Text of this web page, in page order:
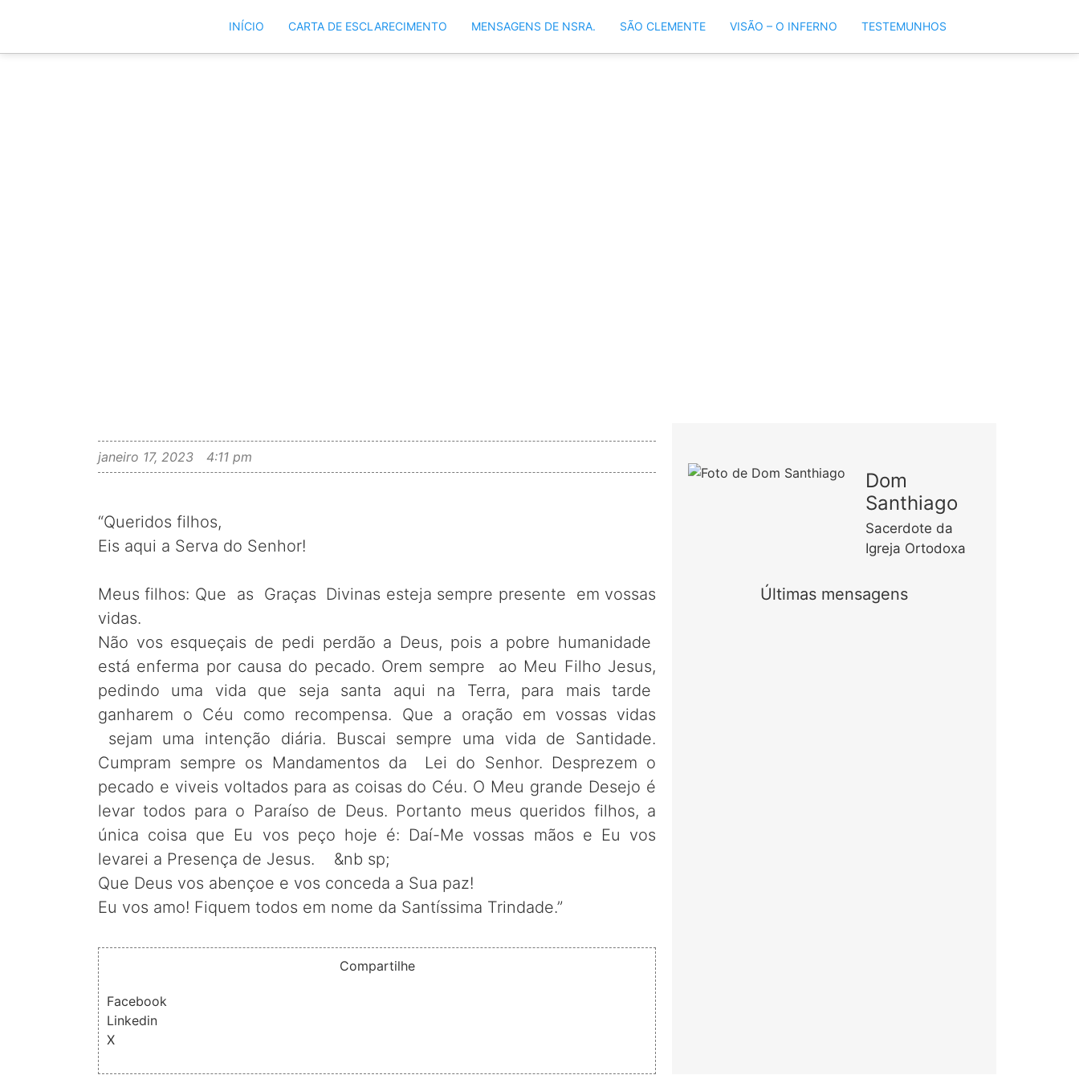
INÍCIO CARTA DE ESCLARECIMENTO MENSAGENS DE NSRA. SÃO CLEMENTE VISÃO – O INFERNO TESTEMUNHOS
janeiro 17, 2023 4:11 pm
“Queridos filhos,
Eis aqui a Serva do Senhor!
Meus filhos: Que as Graças Divinas esteja sempre presente em vossas
vidas.
Não vos esqueçais de pedi perdão a Deus, pois a pobre humanidade
está enferma por causa do pecado. Orem sempre ao Meu Filho Jesus,
pedindo uma vida que seja santa aqui na Terra, para mais tarde
ganharem o Céu como recompensa. Que a oração em vossas vidas
sejam uma intenção diária. Buscai sempre uma vida de Santidade.
Cumpram sempre os Mandamentos da Lei do Senhor. Desprezem o
pecado e viveis voltados para as coisas do Céu. O Meu grande Desejo é
levar todos para o Paraíso de Deus. Portanto meus queridos filhos, a
única coisa que Eu vos peço hoje é: Daí-Me vossas mãos e Eu vos
levarei a Presença de Jesus. &nb sp;
Que Deus vos abençoe e vos conceda a Sua paz!
Eu vos amo! Fiquem todos em nome da Santíssima Trindade.”
Compartilhe
Facebook
Linkedin
X
Dom
Santhiago
Sacerdote da
Igreja Ortodoxa
Últimas mensagens